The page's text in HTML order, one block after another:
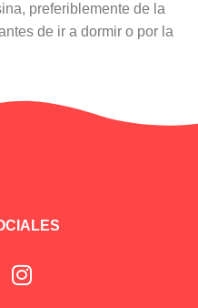
preferiblemente de la
de ir a dormir o por la